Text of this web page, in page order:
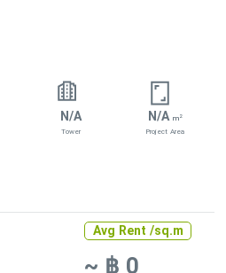
N/A
Tower
N/A m2
Project Area
Avg Rent /sq.m
~ ฿ 0